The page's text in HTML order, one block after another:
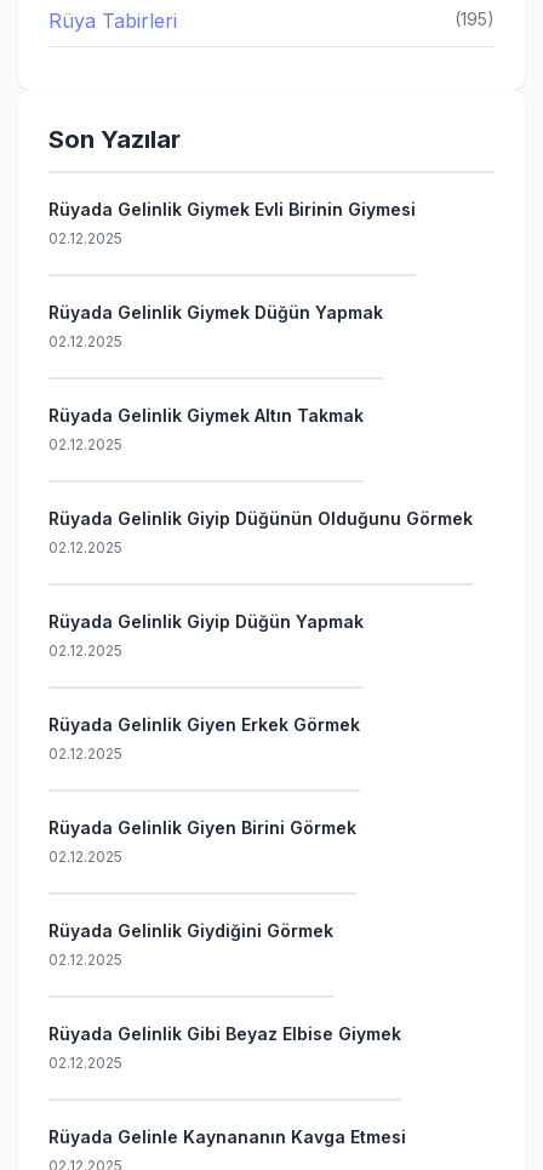
Rüya Tabirleri (195)
Son Yazılar
Rüyada Gelinlik Giymek Evli Birinin Giymesi
02.12.2025
Rüyada Gelinlik Giymek Düğün Yapmak
02.12.2025
Rüyada Gelinlik Giymek Altın Takmak
02.12.2025
Rüyada Gelinlik Giyip Düğünün Olduğunu Görmek
02.12.2025
Rüyada Gelinlik Giyip Düğün Yapmak
02.12.2025
Rüyada Gelinlik Giyen Erkek Görmek
02.12.2025
Rüyada Gelinlik Giyen Birini Görmek
02.12.2025
Rüyada Gelinlik Giydiğini Görmek
02.12.2025
Rüyada Gelinlik Gibi Beyaz Elbise Giymek
02.12.2025
Rüyada Gelinle Kaynananın Kavga Etmesi
02.12.2025